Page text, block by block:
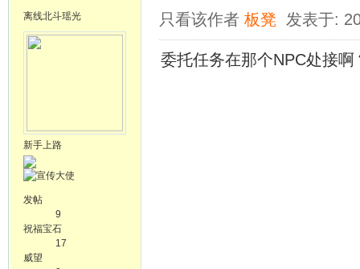
离线北斗瑶光
新手上路
发帖
9
祝福宝石
17
威望
只看该作者 板凳 发表于:
委托任务在那个NPC处接